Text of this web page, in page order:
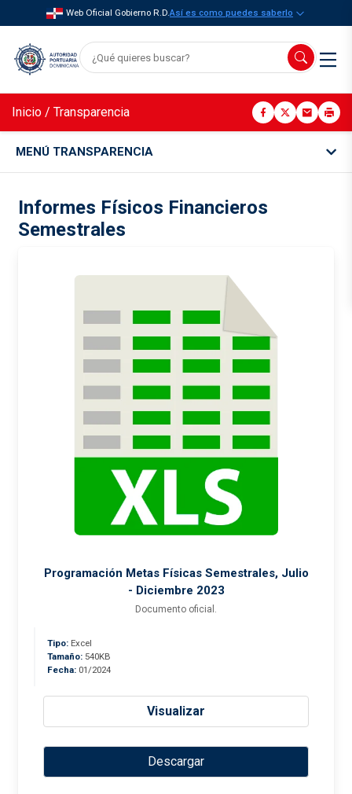
Web Oficial Gobierno R.D.Así es como puedes saberlo
Inicio / Transparencia
MENÚ TRANSPARENCIA
Informes Físicos Financieros
Semestrales
Programación Metas Físicas Semestrales, Julio
- Diciembre 2023
Documento oficial.
Tipo: Excel
Tamaño: 540KB
Fecha: 01/2024
Visualizar
Descargar